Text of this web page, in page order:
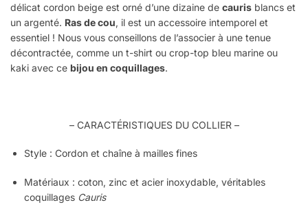
délicat cordon beige est orné d’une dizaine de cauris blancs et
un argenté. Ras de cou, il est un accessoire intemporel et
essentiel ! Nous vous conseillons de l’associer à une tenue
décontractée, comme un t-shirt ou crop-top bleu marine ou
kaki avec ce bijou en coquillages.
– CARACTÉRISTIQUES DU COLLIER –
Style : Cordon et chaîne à mailles fines
Matériaux : coton, zinc et acier inoxydable, véritables
coquillages Cauris